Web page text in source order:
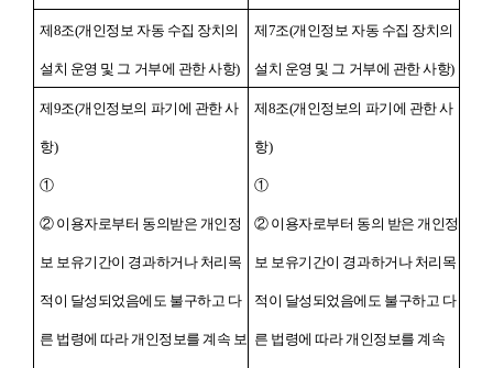
제8조(개인정보 자동 수집 장치의
설치 운영 및 그 거부에 관한 사항)
제7조(개인정보 자동 수집 장치의
설치 운영 및 그 거부에 관한 사항)
제9조(개인정보의 파기에 관한 사
항)
①
② 이용자로부터 동의받은 개인정
보 보유기간이 경과하거나 처리목
적이 달성되었음에도 불구하고 다
른 법령에 따라 개인정보를 계속 보
제8조(개인정보의 파기에 관한 사
항)
①
② 이용자로부터 동의 받은 개인정
보 보유기간이 경과하거나 처리목
적이 달성되었음에도 불구하고 다
른 법령에 따라 개인정보를 계속